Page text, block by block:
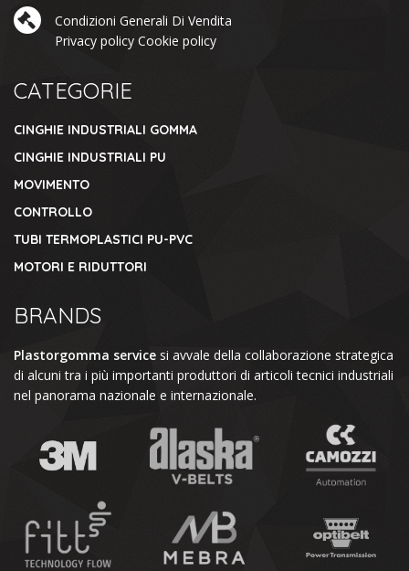
Condizioni Generali Di Vendita
Privacy policy Cookie policy
CATEGORIE
CINGHIE INDUSTRIALI GOMMA
CINGHIE INDUSTRIALI PU
MOVIMENTO
CONTROLLO
TUBI TERMOPLASTICI PU-PVC
MOTORI E RIDUTTORI
BRANDS
Plastorgomma service si avvale della collaborazione strategica
di alcuni tra i più importanti produttori di articoli tecnici industriali
nel panorama nazionale e internazionale.